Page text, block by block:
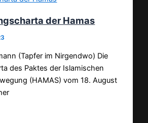
der Hamas
(Tapfer im Nirgendwo) Die
des Paktes der Islamischen
(HAMAS) vom 18. August